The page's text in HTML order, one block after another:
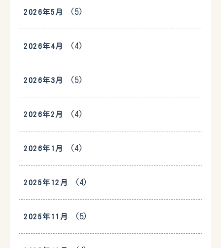
2026年5月 (5)
2026年4月 (4)
2026年3月 (5)
2026年2月 (4)
2026年1月 (4)
2025年12月 (4)
2025年11月 (5)